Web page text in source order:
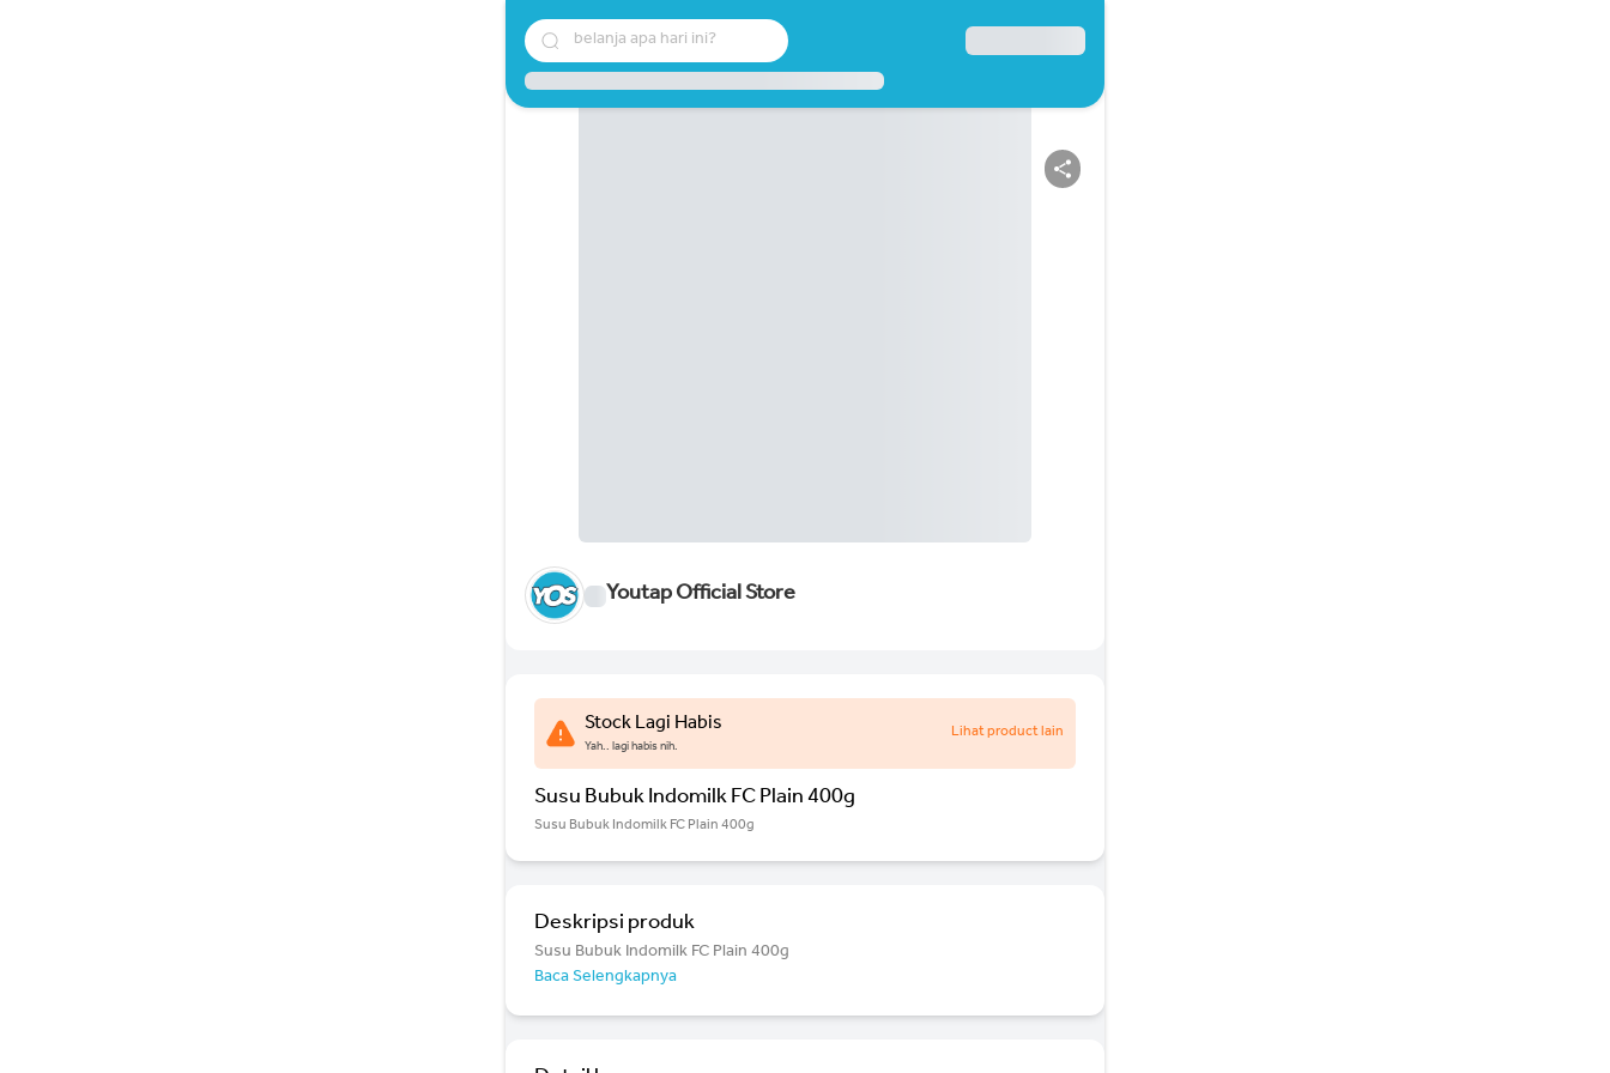
belanja apa hari ini?
Youtap Official Store
Stock Lagi Habis
Yah.. lagi habis nih.
Lihat product lain
Susu Bubuk Indomilk FC Plain 400g
Susu Bubuk Indomilk FC Plain 400g
Deskripsi produk
Susu Bubuk Indomilk FC Plain 400g
Baca Selengkapnya